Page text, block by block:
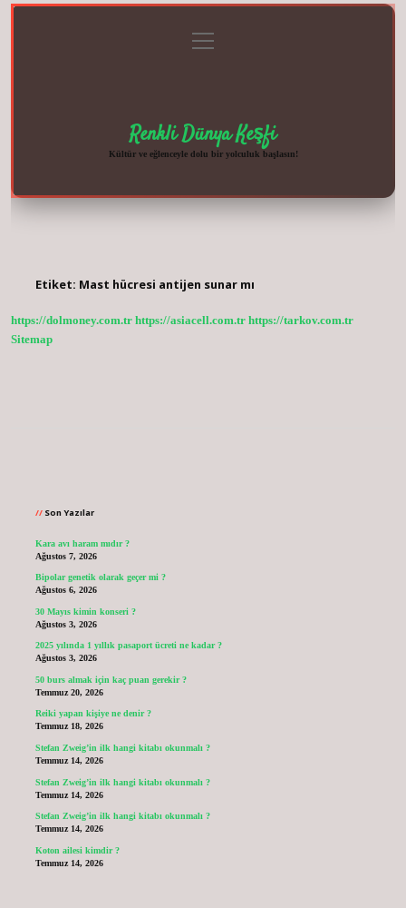
menüyü
aç
Renkli Dünya Keşfi
Kültür ve eğlenceyle dolu bir yolculuk başlasın!
Etiket: Mast hücresi antijen sunar mı
https://dolmoney.com.tr https://asiacell.com.tr https://tarkov.com.tr
Sitemap
Son Yazılar
Kara avı haram mıdır ?
Ağustos 7, 2026
Bipolar genetik olarak geçer mi ?
Ağustos 6, 2026
30 Mayıs kimin konseri ?
Ağustos 3, 2026
2025 yılında 1 yıllık pasaport ücreti ne kadar ?
Ağustos 3, 2026
50 burs almak için kaç puan gerekir ?
Temmuz 20, 2026
Reiki yapan kişiye ne denir ?
Temmuz 18, 2026
Stefan Zweig’in ilk hangi kitabı okunmalı ?
Temmuz 14, 2026
Stefan Zweig’in ilk hangi kitabı okunmalı ?
Temmuz 14, 2026
Stefan Zweig’in ilk hangi kitabı okunmalı ?
Temmuz 14, 2026
Koton ailesi kimdir ?
Temmuz 14, 2026